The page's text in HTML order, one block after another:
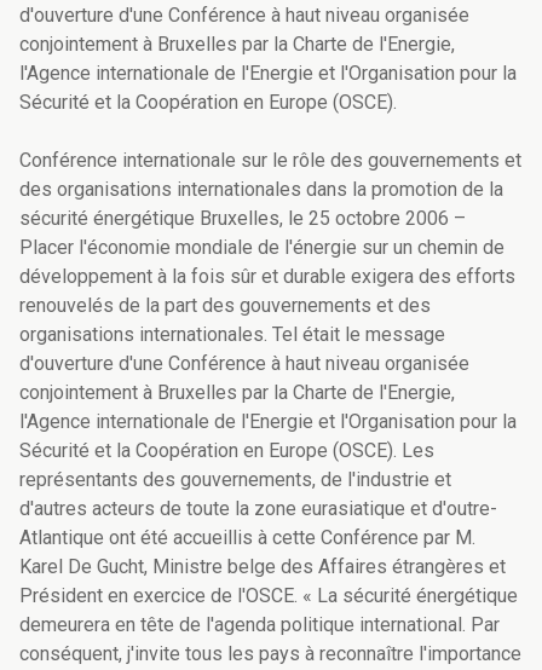
d'ouverture d'une Conférence à haut niveau organisée
conjointement à Bruxelles par la Charte de l'Energie,
l'Agence internationale de l'Energie et l'Organisation pour la
Sécurité et la Coopération en Europe (OSCE).
Conférence internationale sur le rôle des gouvernements et
des organisations internationales dans la promotion de la
sécurité énergétique Bruxelles, le 25 octobre 2006 –
Placer l'économie mondiale de l'énergie sur un chemin de
développement à la fois sûr et durable exigera des efforts
renouvelés de la part des gouvernements et des
organisations internationales. Tel était le message
d'ouverture d'une Conférence à haut niveau organisée
conjointement à Bruxelles par la Charte de l'Energie,
l'Agence internationale de l'Energie et l'Organisation pour la
Sécurité et la Coopération en Europe (OSCE). Les
représentants des gouvernements, de l'industrie et
d'autres acteurs de toute la zone eurasiatique et d'outre-
Atlantique ont été accueillis à cette Conférence par M.
Karel De Gucht, Ministre belge des Affaires étrangères et
Président en exercice de l'OSCE. « La sécurité énergétique
demeurera en tête de l'agenda politique international. Par
conséquent, j'invite tous les pays à reconnaître l'importance